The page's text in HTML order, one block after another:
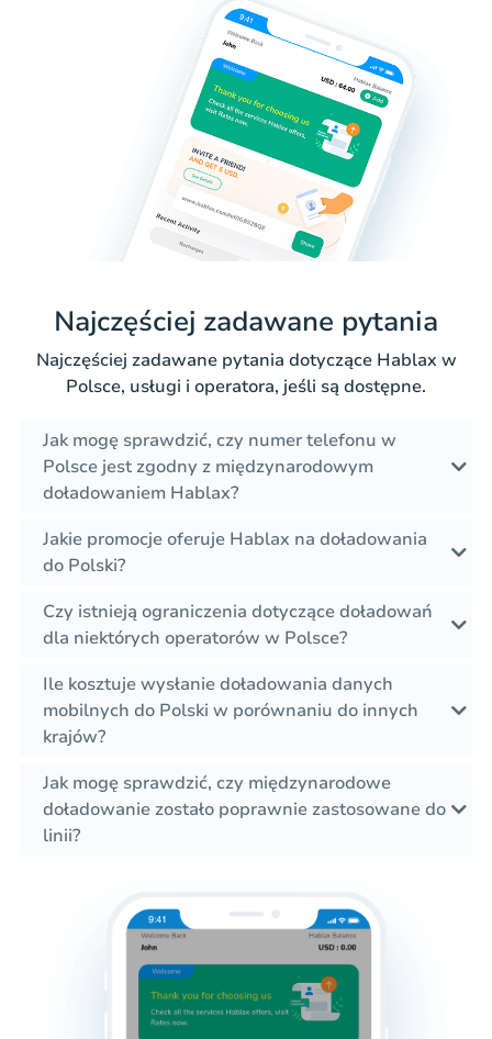
Najczęściej zadawane pytania
Najczęściej zadawane pytania dotyczące Hablax w
Polsce, usługi i operatora, jeśli są dostępne.
Jak mogę sprawdzić, czy numer telefonu w
Polsce jest zgodny z międzynarodowym
doładowaniem Hablax?
Jakie promocje oferuje Hablax na doładowania
do Polski?
Czy istnieją ograniczenia dotyczące doładowań
dla niektórych operatorów w Polsce?
Ile kosztuje wysłanie doładowania danych
mobilnych do Polski w porównaniu do innych
krajów?
Jak mogę sprawdzić, czy międzynarodowe
doładowanie zostało poprawnie zastosowane do
linii?